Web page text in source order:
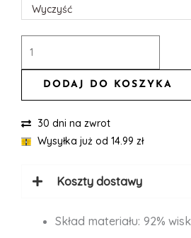
Wyczyść
DODAJ DO KOSZYKA
30 dni na zwrot
Wysyłka już od 14.99 zł
Koszty dostawy
Skład materiału: 92%